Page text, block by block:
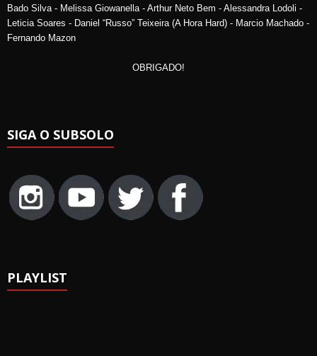
Bado Silva - Melissa Giowanella - Arthur Neto Bem - Alessandra Lodoli -
Leticia Soares - Daniel “Russo” Teixeira (A Hora Hard) - Marcio Machado -
Fernando Mazon
OBRIGADO!
SIGA O SUBSOLO
PLAYLIST